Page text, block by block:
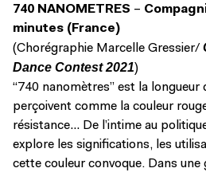
740 NANOMETRES –
minutes (France)
(Chorégraphie Marcelle Gressier/
Dance Contest 2021)
“740 nanomètres” est la longueur
perçoivent comme la couleur
résistance… De l’intime au
explore les significations, les
cette couleur convoque. Dans une